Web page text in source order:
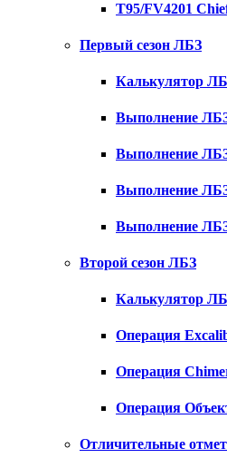
T95/FV4201
Первый сезон ЛБЗ
Калькулятор
Выполнение
Выполнение
Выполнение
Выполнение
Второй сезон ЛБЗ
Калькулятор
Операция
Операция
Операция
Отличительные